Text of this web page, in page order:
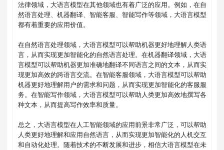
法律领域，大语言模型在其他领域也有着广泛的应用。例如，在自
然语言处理、机器翻译、智能客服、智能写作等领域，大语言模型
都有着重要的应用价值。
在自然语言处理领域，大语言模型可以帮助机器更好地理解人类语
言，从而实现更加智能化的自然语言处理。在机器翻译领域，大语
言模型可以帮助机器更加准确地翻译不同语言之间的文本，从而实
现更加高效的跨语言交流。在智能客服领域，大语言模型可以帮助
机器更好地理解用户的需求和问题，从而实现更加智能化的客服服
务。在智能写作领域，大语言模型可以帮助人类更加高效地撰写各
种文本，从而提高写作效率和质量。
总之，大语言模型在人工智能领域的应用前景非常广泛，可以帮助
人类更好地理解和应用自然语言，从而实现更加智能化的人机交互
和自动化处理。随着技术的不断发展和进步，相信大语言模型在未